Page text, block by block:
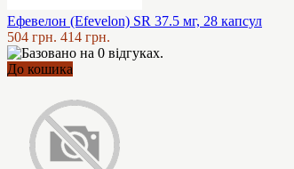
Ефевелон (Efevelon) SR 37.5 мг, 28 капсул
504 грн. 414 грн.
До кошика